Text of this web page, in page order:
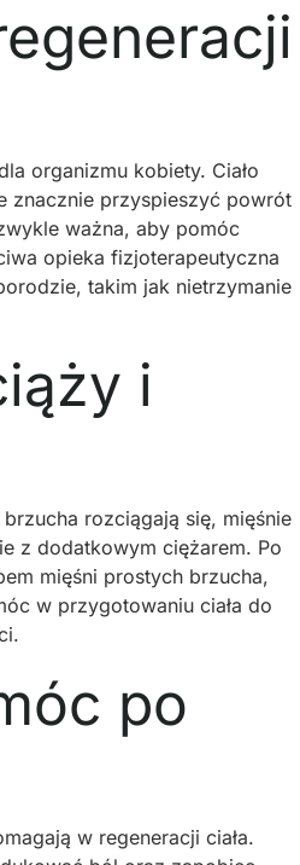
organizmu kobiety. Ciało
znacznie przyspieszyć powrót
ważna, aby pomóc
opieka fizjoterapeutyczna
takim jak nietrzymanie
i
rozciągają się, mięśnie
z dodatkowym ciężarem. Po
mięśni prostych brzucha,
w przygotowaniu ciała do
po
w regeneracji ciała.